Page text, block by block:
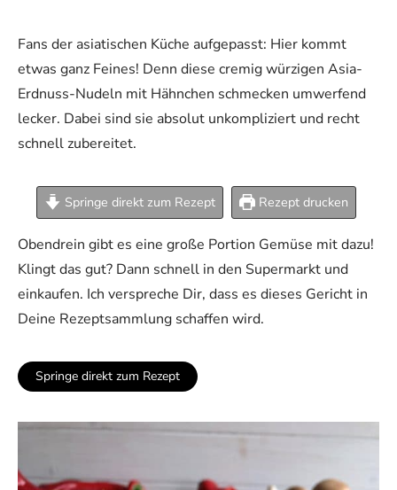
Fans der asiatischen Küche aufgepasst: Hier kommt
etwas ganz Feines! Denn diese cremig würzigen Asia-
Erdnuss-Nudeln mit Hähnchen schmecken umwerfend
lecker. Dabei sind sie absolut unkompliziert und recht
schnell zubereitet.
Springe direkt zum Rezept Rezept drucken
Obendrein gibt es eine große Portion Gemüse mit dazu!
Klingt das gut? Dann schnell in den Supermarkt und
einkaufen. Ich verspreche Dir, dass es dieses Gericht in
Deine Rezeptsammlung schaffen wird.
Springe direkt zum Rezept